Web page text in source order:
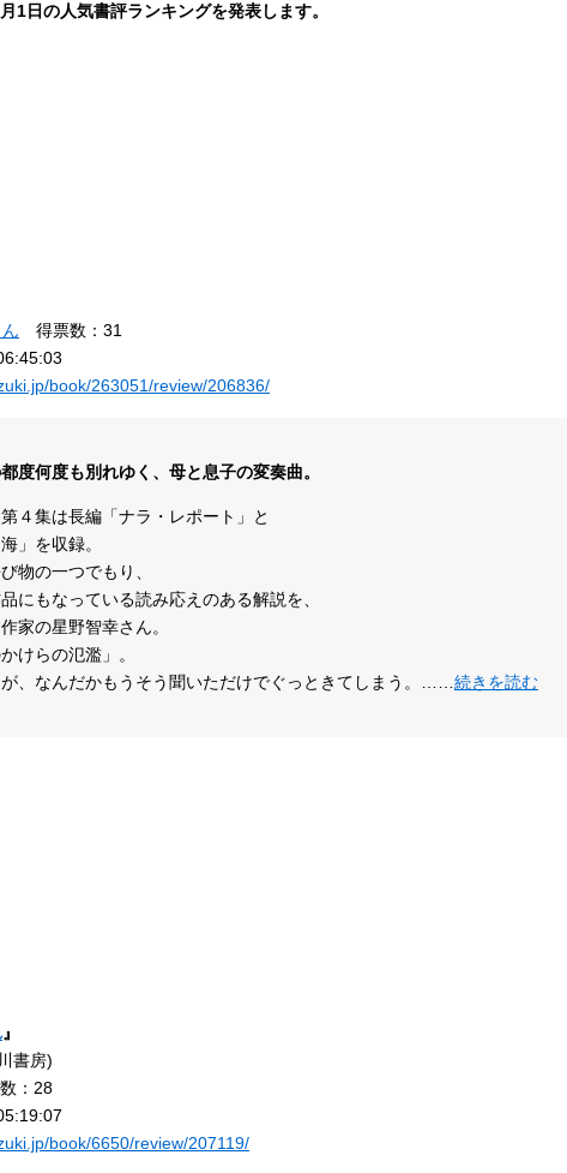
1日の人気書評ランキングを発表します。
得票数：31
book/263051/review/206836/
度何度も別れゆく、母と息子の変奏曲。
４集は長編「ナラ・レポート」と
」を収録。
物の一つでもり、
にもなっている読み応えのある解説を、
家の星野智幸さん。
けらの氾濫」。
、なんだかもうそう聞いただけでぐっときてしまう。……続きを読む
』
書房)
：28
book/6650/review/207119/